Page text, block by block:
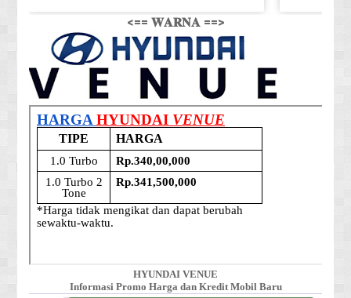
<== 𝐖𝐀𝐑𝐍𝐀 ==>
HYUNDAI VENUE
Informasi Promo Harga dan Kredit Mobil Baru